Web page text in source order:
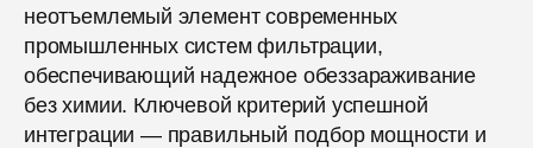
неотъемлемый элемент современных
промышленных систем фильтрации,
обеспечивающий надежное обеззараживание
без химии. Ключевой критерий успешной
интеграции — правильный подбор мощности и